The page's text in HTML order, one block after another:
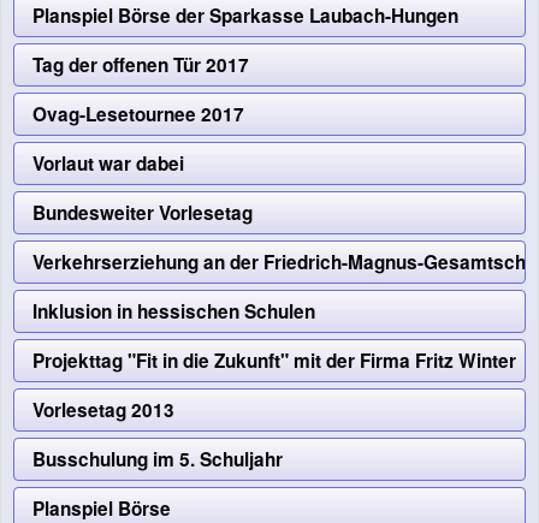
Planspiel Börse der Sparkasse Laubach-Hungen
Tag der offenen Tür 2017
Ovag-Lesetournee 2017
Vorlaut war dabei
Bundesweiter Vorlesetag
Verkehrserziehung an der Friedrich-Magnus-
Inklusion in hessischen Schulen
Projekttag "Fit in die Zukunft" mit der Firma Fritz Winter
Vorlesetag 2013
Busschulung im 5. Schuljahr
Planspiel Börse